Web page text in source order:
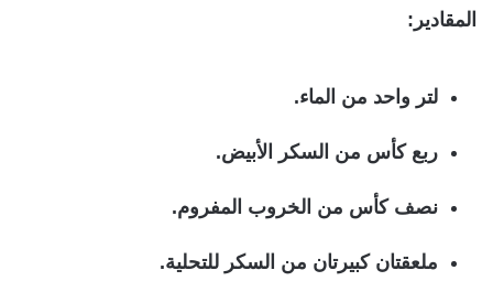
المقادير:
لتر واحد من الماء.
ربع كأس من السكر الأبيض.
نصف كأس من الخروب المفروم.
ملعقتان كبيرتان من السكر للتحلية.